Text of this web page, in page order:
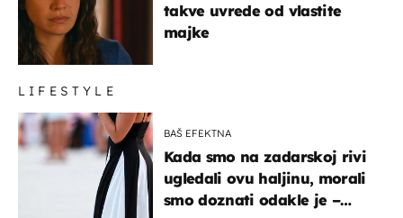
takve uvrede od vlastite
majke
LIFESTYLE
BAŠ EFEKTNA
Kada smo na zadarskoj rivi
ugledali ovu haljinu, morali
smo doznati odakle je –